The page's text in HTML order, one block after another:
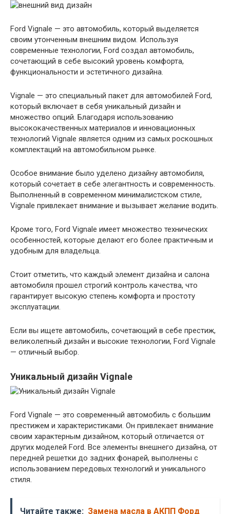
Ford Vignale — это автомобиль, который выделяется
своим утонченным внешним видом. Используя
современные технологии, Ford создал автомобиль,
сочетающий в себе высокий уровень комфорта,
функциональности и эстетичного дизайна.
Vignale — это специальный пакет для автомобилей Ford,
который включает в себя уникальный дизайн и
множество опций. Благодаря использованию
высококачественных материалов и инновационных
технологий Vignale является одним из самых роскошных
комплектаций на автомобильном рынке.
Особое внимание было уделено дизайну автомобиля,
который сочетает в себе элегантность и современность.
Выполненный в современном минималистском стиле,
Vignale привлекает внимание и вызывает желание водить.
Кроме того, Ford Vignale имеет множество технических
особенностей, которые делают его более практичным и
удобным для владельца.
Стоит отметить, что каждый элемент дизайна и салона
автомобиля прошел строгий контроль качества, что
гарантирует высокую степень комфорта и простоту
эксплуатации.
Если вы ищете автомобиль, сочетающий в себе престиж,
великолепный дизайн и высокие технологии, Ford Vignale
— отличный выбор.
Уникальный дизайн Vignale
Ford Vignale — это современный автомобиль с большим
престижем и характеристиками. Он привлекает внимание
своим характерным дизайном, который отличается от
других моделей Ford. Все элементы внешнего дизайна, от
передней решетки до задних фонарей, выполнены с
использованием передовых технологий и уникального
стиля.
Читайте также: Замена масла в АКПП Форд